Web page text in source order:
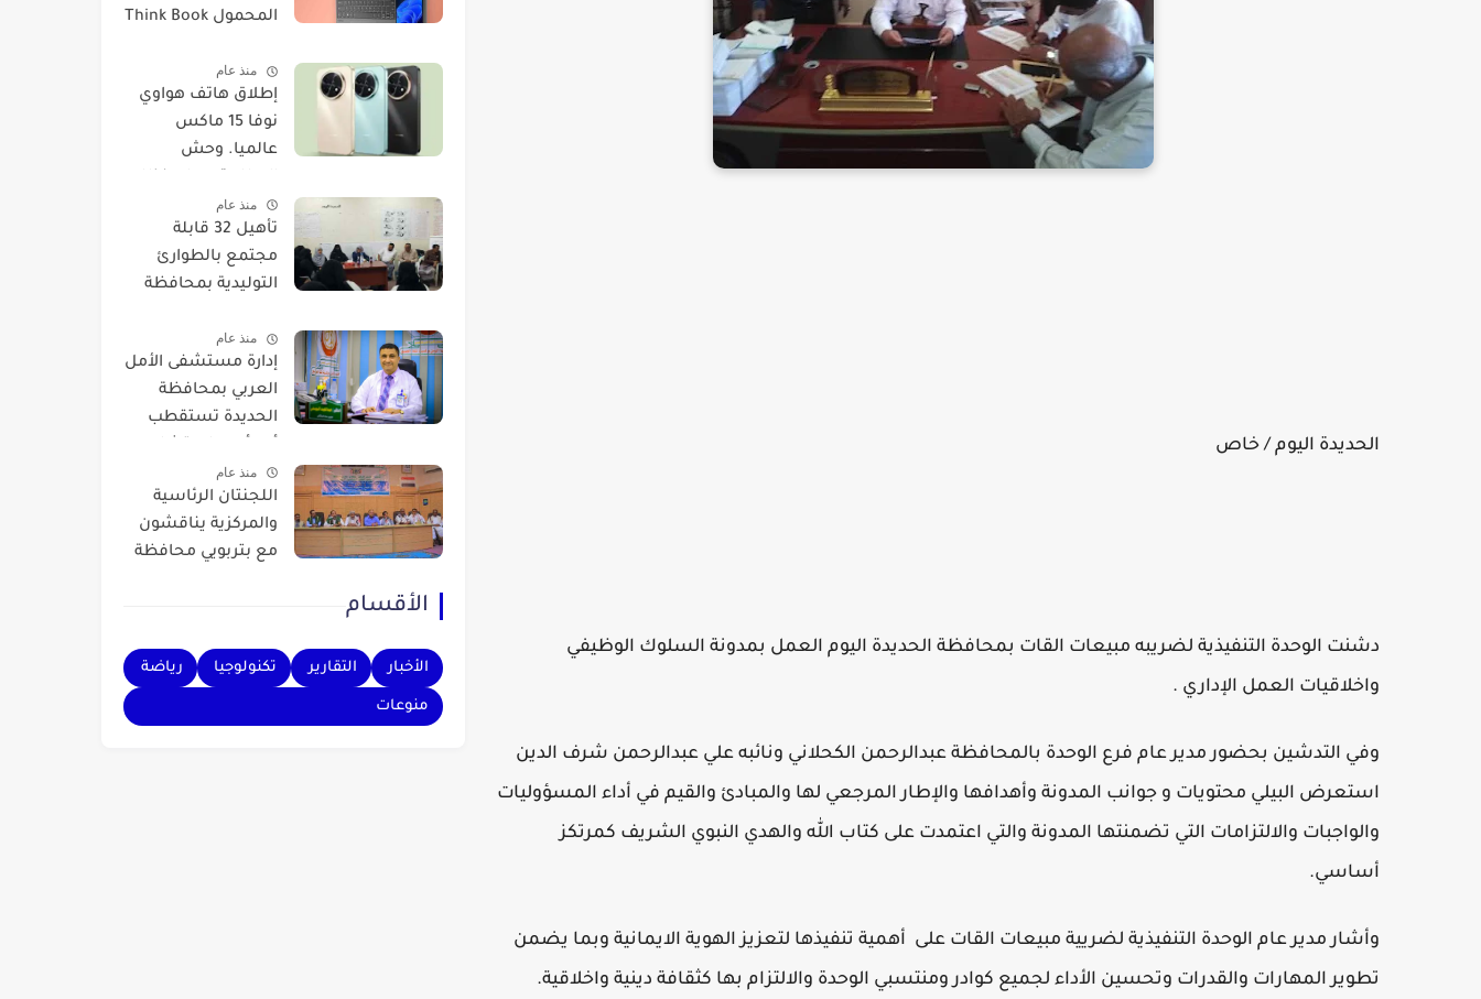
الحديدة اليوم / خاص
دشنت الوحدة التنفيذية لضريبه مبيعات القات بمحافظة الحديدة اليوم العمل بمدونة السلوك الوظيفي
واخلاقيات العمل الإداري .
وفي التدشين بحضور مدير عام فرع الوحدة بالمحافظة عبدالرحمن الكحلاني ونائبه علي عبدالرحمن شرف الدين
استعرض البيلي محتويات و جوانب المدونة وأهدافها والإطار المرجعي لها والمبادئ والقيم في أداء المسؤوليات
والواجبات والالتزامات التي تضمنتها المدونة والتي اعتمدت على كتاب الله والهدي النبوي الشريف كمرتكز
أساسي.
وأشار مدير عام الوحدة التنفيذية لضريية مبيعات القات على أهمية تنفيذها لتعزيز الهوية الايمانية وبما يضمن
تطوير المهارات والقدرات وتحسين الأداء لجميع كوادر ومنتسبي الوحدة والالتزام بها كثقافة دينية واخلاقية.
المحمول Think Book
منذ عام
​إطلاق هاتف هواوي
نوفا 15 ماكس
عالميا. وحش
EMUI 14.
منذ عام
تأهيل 32 قابلة
مجتمع بالطوارئ
التوليدية بمحافظة
منذ عام
إدارة مستشفى الأمل
العربي بمحافظة
الحديدة تستقطب
العيون.
منذ عام
اللجنتان الرئاسية
والمركزية يناقشون
مع بتربويي محافظة
الأقسام
الأخبار التقارير تكنولوجيا رياضة
منوعات